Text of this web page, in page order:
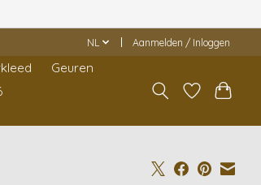
NL Aanmelden / Inloggen
Geuren